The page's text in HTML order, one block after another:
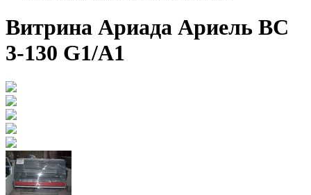
Витрина Ариада Ариель ВС
3-130 G1/А1